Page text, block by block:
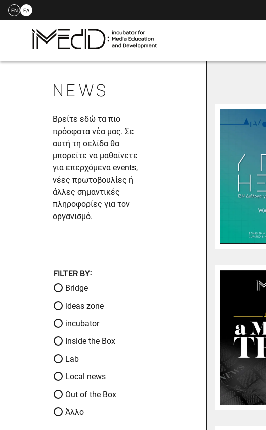
Skip
EN ΕΛ
NEWS
Βρείτε εδώ τα πιο
πρόσφατα νέα μας. Σε
αυτή τη σελίδα θα
μπορείτε να μαθαίνετε
για επερχόμενα events,
νέες πρωτοβουλίες ή
άλλες σημαντικές
πληροφορίες για τον
οργανισμό.
FILTER BY:
Bridge
ideas zone
incubator
Inside the Box
Lab
Local news
Out of the Box
Άλλο